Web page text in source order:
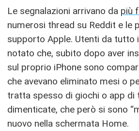
Le segnalazioni arrivano da più
numerosi thread su Reddit e le
supporto Apple. Utenti da tutto
notato che, subito dopo aver
sul proprio iPhone sono
che avevano eliminato mesi o
tratta spesso di giochi o app di
dimenticate, che però si sono
nuovo nella schermata Home.